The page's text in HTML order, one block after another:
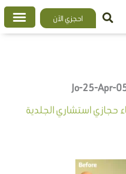
احجزي الآن
Jo-25-Apr-
حجازي استشاري الجلدية